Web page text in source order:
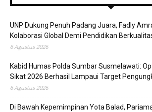
UNP Dukung Penuh Padang Juara, Fadly
Kolaborasi Global Demi Pendidikan
6 Agustus 2026
Kabid Humas Polda Sumbar Susmelawati:
Sikat 2026 Berhasil Lampaui Target
6 Agustus 2026
Di Bawah Kepemimpinan Yota Balad,